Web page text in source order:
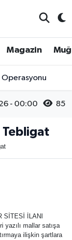
Magazin
Operasyonu
- 00:00 85
Tebligat
SİTESİ İLANI
yazılı mallar satışa
ilişkin şartlara